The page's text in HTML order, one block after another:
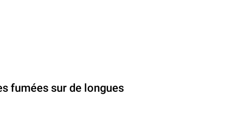
fumées sur de longues